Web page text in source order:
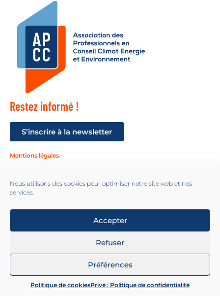
Nous utilisons des cookies pour optimiser notre site web et nos
services.
Accepter
Refuser
Préférences
Politique de cookiesPrivé : Politique de confidentialité
Restez informé !
S’inscrire à la newsletter
Mentions légales
Suivez-nous !
2024 All Rights Reserved© - APCC - https://apc-climat.fr. Design by
Almarena